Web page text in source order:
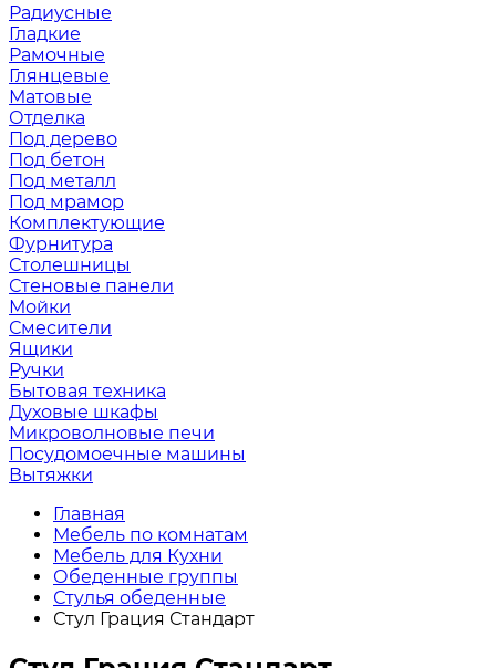
Радиусные
Гладкие
Рамочные
Глянцевые
Матовые
Отделка
Под дерево
Под бетон
Под металл
Под мрамор
Комплектующие
Фурнитура
Столешницы
Стеновые панели
Мойки
Смесители
Ящики
Ручки
Бытовая техника
Духовые шкафы
Микроволновые печи
Посудомоечные машины
Вытяжки
Главная
Мебель по комнатам
Мебель для Кухни
Обеденные группы
Стyлья обеденные
Стул Грация Стандарт